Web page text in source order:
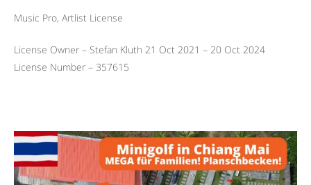
Music Pro, Artlist License
License Owner – Stefan Kluth 21 Oct 2021 – 20 Oct 2024
License Number – 357615